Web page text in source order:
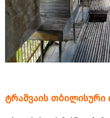
ტრამვაის თბილისური